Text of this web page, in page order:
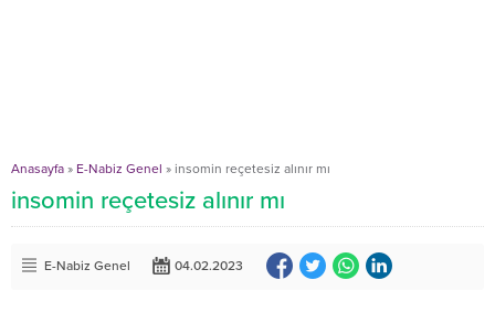
Anasayfa » E-Nabiz Genel » insomin reçetesiz alınır mı
insomin reçetesiz alınır mı
E-Nabiz Genel 04.02.2023